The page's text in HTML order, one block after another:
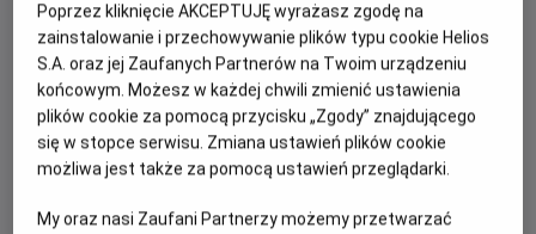
Milne, Matt Leslie
OBSADA
Scott Chambers, Ryan Oliva, Tallulah Evans
Po spektakularnym sukcesie zakazanego w kilku krajach,
niskobudżetowego horroru o Puchatku, twórcy uzbrojeni w
nowe możliwości powracają z pełnokrwistym slasherem.
Pięć miesięcy po masakrze w Stumilowym Lesie, Krzyś
próbuje wrócić do normalnego życia. Policja szuka
domniemanych bestii w miejscu masowego mordu, ale
prawdziwego sprawcę. Tymczasem chłopak podczas
Poprzez kliknięcie AKCEPTUJĘ wyrażasz zgodę na
zainstalowanie i przechowywanie plików typu cookie Helios
S.A. oraz jej Zaufanych Partnerów na Twoim urządzeniu
końcowym. Możesz w każdej chwili zmienić ustawienia
plików cookie za pomocą przycisku „Zgody” znajdującego
się w stopce serwisu. Zmiana ustawień plików cookie
możliwa jest także za pomocą ustawień przeglądarki.
My oraz nasi Zaufani Partnerzy możemy przetwarzać